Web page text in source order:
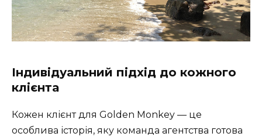
Індивідуальний підхід до кожного
клієнта
Кожен клієнт для Golden Monkey — це
особлива історія, яку команда агентства готова